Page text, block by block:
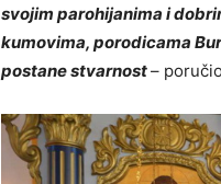
svojim parohijanima i
kumovima, porodicama
postane stvarnost–